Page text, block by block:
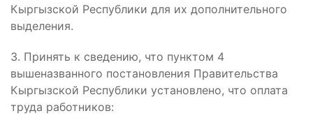
Кыргызской Республики для их дополнительного
выделения.
3. Принять к сведению, что пунктом 4
вышеназванного постановления Правительства
Кыргызской Республики установлено, что оплата
труда работников: